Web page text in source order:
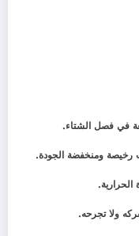
في فصل الشتاء.
رخيصة ومنخفضة الجودة.
ولا تجرحه.